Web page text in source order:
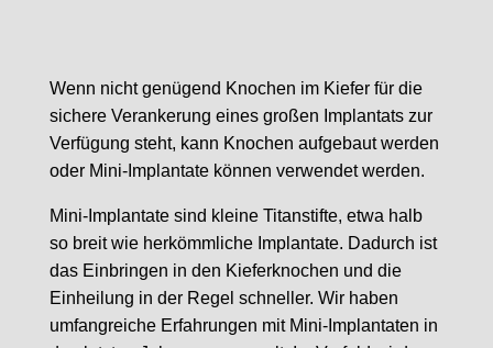
Wenn nicht genügend Knochen im Kiefer für die
sichere Verankerung eines großen Implantats zur
Verfügung steht, kann Knochen aufgebaut werden
oder Mini-Implantate können verwendet werden.
Mini-Implantate sind kleine Titanstifte, etwa halb
so breit wie herkömmliche Implantate. Dadurch ist
das Einbringen in den Kieferknochen und die
Einheilung in der Regel schneller. Wir haben
umfangreiche Erfahrungen mit Mini-Implantaten in